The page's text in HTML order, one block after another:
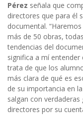
Pérez señala que
directores que para él
documental.
más de 50 obras,
tendencias del
significa a mí entender
trata de que los
más clara de qué es
de su importancia en
salgan con
directores por su